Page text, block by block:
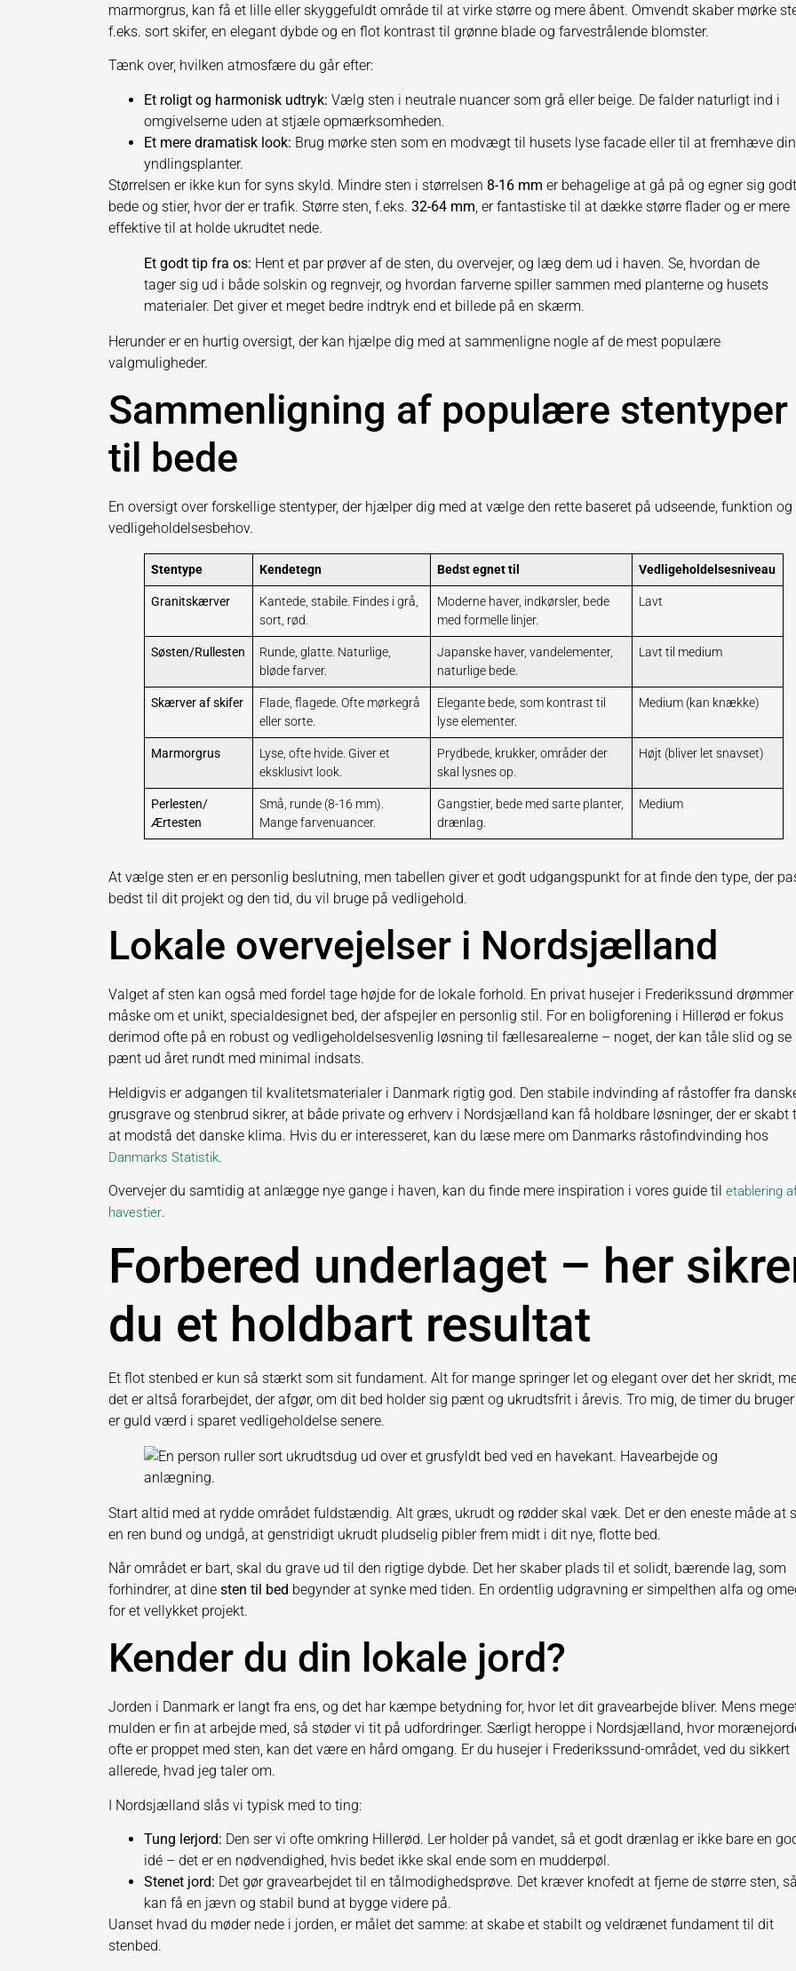
marmorgrus, kan få et lille eller skyggefuldt område til at virke større og mere åbent. Omvendt skaber mørke
f.eks. sort skifer, en elegant dybde og en flot kontrast til grønne blade og farvestrålende blomster.
Tænk over, hvilken atmosfære du går efter:
Et roligt og harmonisk udtryk: Vælg sten i neutrale nuancer som grå eller beige. De falder naturligt ind i
omgivelserne uden at stjæle opmærksomheden.
Et mere dramatisk look: Brug mørke sten som en modvægt til husets lyse facade eller til at fremhæve
yndlingsplanter.
Størrelsen er ikke kun for syns skyld. Mindre sten i størrelsen 8-16 mm er behagelige at gå på og egner sig
bede og stier, hvor der er trafik. Større sten, f.eks. 32-64 mm , er fantastiske til at dække større flader og er mere
effektive til at holde ukrudtet nede.
Et godt tip fra os: Hent et par prøver af de sten, du overvejer, og læg dem ud i haven. Se, hvordan de
tager sig ud i både solskin og regnvejr, og hvordan farverne spiller sammen med planterne og husets
materialer. Det giver et meget bedre indtryk end et billede på en skærm.
Herunder er en hurtig oversigt, der kan hjælpe dig med at sammenligne nogle af de mest populære
valgmuligheder.
Sammenligning af populære stentyper
til bede
En oversigt over forskellige stentyper, der hjælper dig med at vælge den rette baseret på udseende, funktion og
vedligeholdelsesbehov.
Stentype Kendetegn Bedst egnet til Vedligeholdelsesniveau
Granitskærver
Kantede, stabile. Findes i grå,
sort, rød.
Moderne haver, indkørsler, bede
med formelle linjer.
Lavt
Søsten/Rullesten
Runde, glatte. Naturlige,
bløde farver.
Japanske haver, vandelementer,
naturlige bede.
Lavt til medium
Skærver af skifer
Flade, flagede. Ofte mørkegrå
eller sorte.
Elegante bede, som kontrast til
lyse elementer.
Medium (kan knække)
Marmorgrus
Lyse, ofte hvide. Giver et
eksklusivt look.
Prydbede, krukker, områder der
skal lysnes op.
Højt (bliver let snavset)
Perlesten/
Ærtesten
Små, runde (8-16 mm).
Mange farvenuancer.
Gangstier, bede med sarte planter,
drænlag.
Medium
At vælge sten er en personlig beslutning, men tabellen giver et godt udgangspunkt for at finde den type, der
bedst til dit projekt og den tid, du vil bruge på vedligehold.
Lokale overvejelser i Nordsjælland
Valget af sten kan også med fordel tage højde for de lokale forhold. En privat husejer i Frederikssund drømmer
måske om et unikt, specialdesignet bed, der afspejler en personlig stil. For en boligforening i Hillerød er fokus
derimod ofte på en robust og vedligeholdelsesvenlig løsning til fællesarealerne – noget, der kan tåle slid og se
pænt ud året rundt med minimal indsats.
Heldigvis er adgangen til kvalitetsmaterialer i Danmark rigtig god. Den stabile indvinding af råstoffer fra
grusgrave og stenbrud sikrer, at både private og erhverv i Nordsjælland kan få holdbare løsninger, der er skabt
at modstå det danske klima. Hvis du er interesseret, kan du læse mere om Danmarks råstofindvinding hos
Danmarks Statistik.
Overvejer du samtidig at anlægge nye gange i haven, kan du finde mere inspiration i vores guide til etablering
havestier.
Forbered underlaget – her
du et holdbart resultat
Et flot stenbed er kun så stærkt som sit fundament. Alt for mange springer let og elegant over det her skridt,
det er altså forarbejdet, der afgør, om dit bed holder sig pænt og ukrudtsfrit i årevis. Tro mig, de timer du bruger
er guld værd i sparet vedligeholdelse senere.
Start altid med at rydde området fuldstændig. Alt græs, ukrudt og rødder skal væk. Det er den eneste måde at
en ren bund og undgå, at genstridigt ukrudt pludselig pibler frem midt i dit nye, flotte bed.
Når området er bart, skal du grave ud til den rigtige dybde. Det her skaber plads til et solidt, bærende lag, som
forhindrer, at dine sten til bed begynder at synke med tiden. En ordentlig udgravning er simpelthen alfa og
for et vellykket projekt.
Kender du din lokale jord?
Jorden i Danmark er langt fra ens, og det har kæmpe betydning for, hvor let dit gravearbejde bliver. Mens
mulden er fin at arbejde med, så støder vi tit på udfordringer. Særligt heroppe i Nordsjælland, hvor
ofte er proppet med sten, kan det være en hård omgang. Er du husejer i Frederikssund-området, ved du sikkert
allerede, hvad jeg taler om.
I Nordsjælland slås vi typisk med to ting:
Tung lerjord: Den ser vi ofte omkring Hillerød. Ler holder på vandet, så et godt drænlag er ikke bare en
idé – det er en nødvendighed, hvis bedet ikke skal ende som en mudderpøl.
Stenet jord: Det gør gravearbejdet til en tålmodighedsprøve. Det kræver knofedt at fjerne de større sten,
kan få en jævn og stabil bund at bygge videre på.
Uanset hvad du møder nede i jorden, er målet det samme: at skabe et stabilt og veldrænet fundament til dit
stenbed.